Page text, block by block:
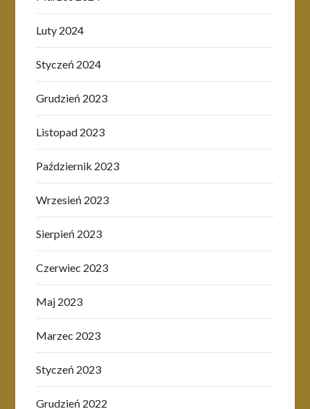
Luty 2024
Styczeń 2024
Grudzień 2023
Listopad 2023
Październik 2023
Wrzesień 2023
Sierpień 2023
Czerwiec 2023
Maj 2023
Marzec 2023
Styczeń 2023
Grudzień 2022